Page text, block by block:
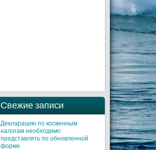
Свежие записи
Декларацию по косвенным
налогам необходимо
представлять по обновленной
форме